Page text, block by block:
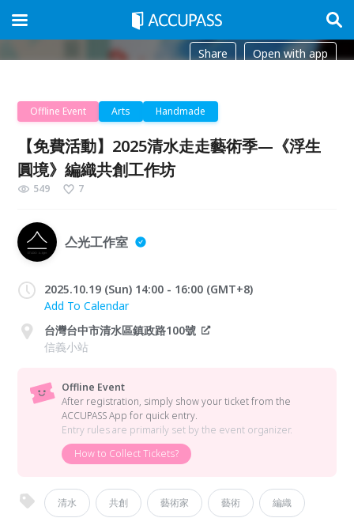
Share Open with app
Offline Event Arts Handmade
【免費活動】2025清水走走藝術季—《浮生
圓境》編織共創工作坊
549 7
亼光工作室
2025.10.19 (Sun) 14:00 - 16:00 (GMT+8)
Add To Calendar
台灣台中市清水區鎮政路100號
信義小站
Offline Event
After registration, simply show your ticket from the
ACCUPASS App for quick entry.
Entry rules are primarily set by the event organizer.
How to Collect Tickets?
清水 共創 藝術家 藝術 編織